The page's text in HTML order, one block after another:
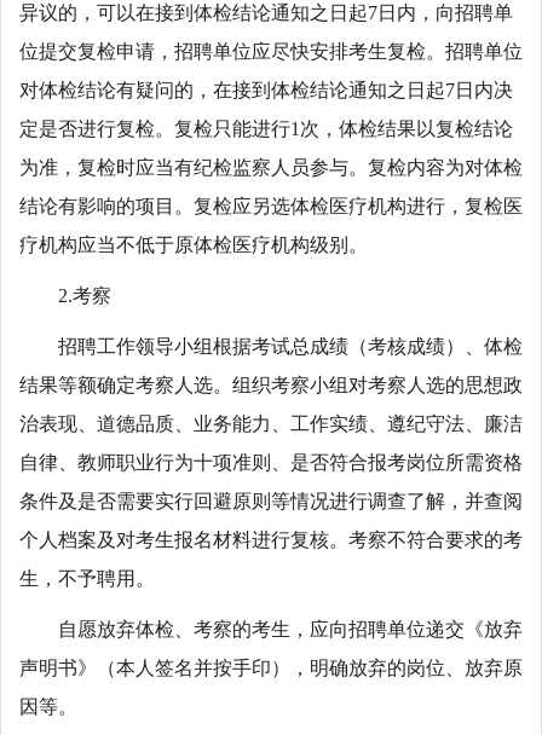
异议的，可以在接到体检结论通知之日起7日内，向招聘单
位提交复检申请，招聘单位应尽快安排考生复检。招聘单位
对体检结论有疑问的，在接到体检结论通知之日起7日内决
定是否进行复检。复检只能进行1次，体检结果以复检结论
为准，复检时应当有纪检监察人员参与。复检内容为对体检
结论有影响的项目。复检应另选体检医疗机构进行，复检医
疗机构应当不低于原体检医疗机构级别。
2.考察
招聘工作领导小组根据考试总成绩（考核成绩）、体检
结果等额确定考察人选。组织考察小组对考察人选的思想政
治表现、道德品质、业务能力、工作实绩、遵纪守法、廉洁
自律、教师职业行为十项准则、是否符合报考岗位所需资格
条件及是否需要实行回避原则等情况进行调查了解，并查阅
个人档案及对考生报名材料进行复核。考察不符合要求的考
生，不予聘用。
自愿放弃体检、考察的考生，应向招聘单位递交《放弃
声明书》（本人签名并按手印），明确放弃的岗位、放弃原
因等。